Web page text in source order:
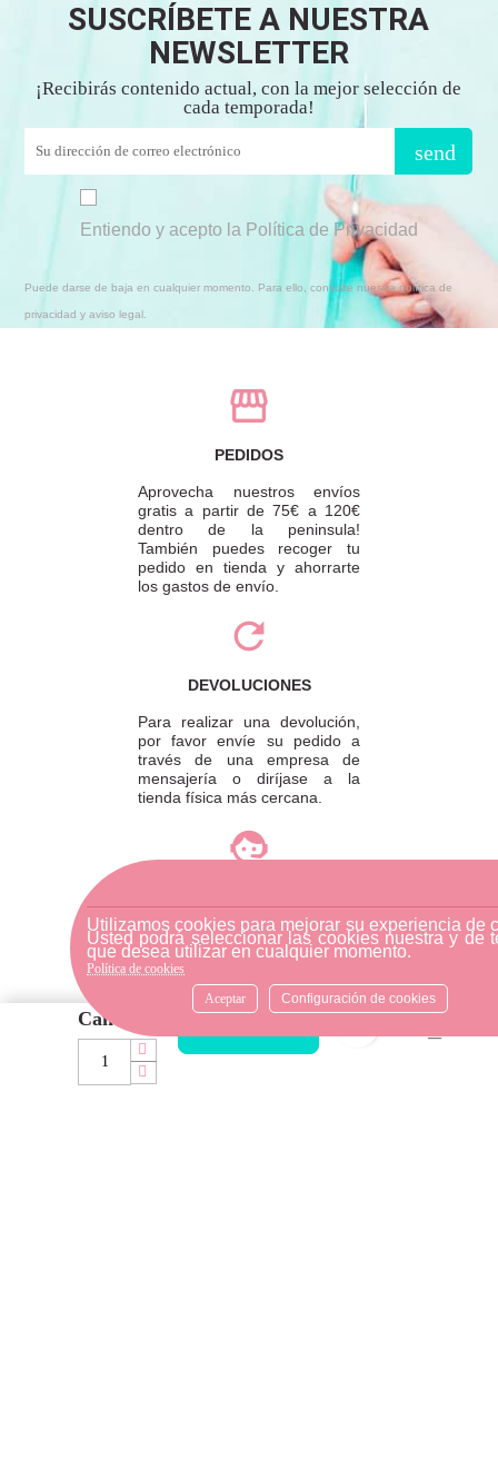
Utilizamos cookies para mejorar su experiencia de
Usted podrá seleccionar las cookies nuestra y de
que desea utilizar en cualquier momento.
Política de cookies
Aceptar
Configuración de cookies
Cantidad
SUSCRÍBETE A NUESTRA
NEWSLETTER
¡Recibirás contenido actual, con la mejor selección de
cada temporada!
send
Entiendo y acepto la Política de Privacidad
Puede darse de baja en cualquier momento. Para ello, consulte nuestra política de
privacidad y aviso legal.
PEDIDOS
Aprovecha nuestros envíos
gratis a partir de 75€ a 120€
dentro de la peninsula!
También puedes recoger tu
pedido en tienda y ahorrarte
los gastos de envío.
DEVOLUCIONES
Para realizar una devolución,
por favor envíe su pedido a
través de una empresa de
mensajería o diríjase a la
tienda física más cercana.
Si necesitas ayuda, no dudes
en escribirnos por medio de
WhatsApp al número
633540808. Estamos aquí para
resolver tus dudas y ofrecerte
el mejor servicio.